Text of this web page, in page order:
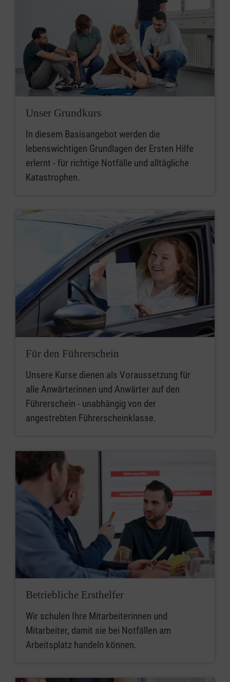
Unser Grundkurs
In diesem Basisangebot werden die
lebenswichtigen Grundlagen der Ersten Hilfe
erlernt - für richtige Notfälle und alltägliche
Katastrophen.
Für den Führerschein
Unsere Kurse dienen als Voraussetzung für
alle Anwärterinnen und Anwärter auf den
Führerschein - unabhängig von der
angestrebten Führerscheinklasse.
Betriebliche Ersthelfer
Wir schulen Ihre Mitarbeiterinnen und
Mitarbeiter, damit sie bei Notfällen am
Arbeitsplatz handeln können.